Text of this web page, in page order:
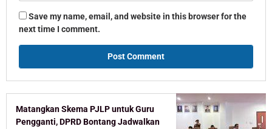
Save my name, email, and website in this browser for the
next time I comment.
Matangkan Skema PJLP untuk Guru
Pengganti, DPRD Bontang Jadwalkan